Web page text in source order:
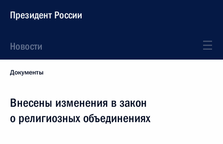
Президент России
Новости
Документы
Внесены изменения в закон
о религиозных объединениях